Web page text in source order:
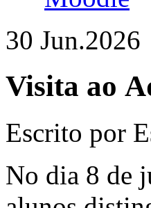
30 Jun.2026
Visita ao
Escrito por
No dia 8 de